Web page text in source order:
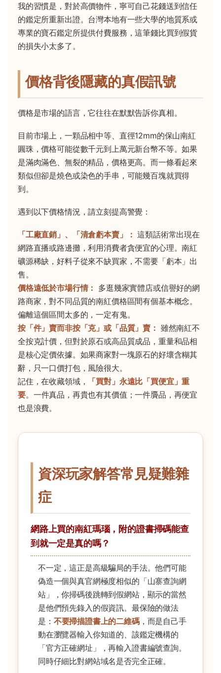
我的習慣是，對於高價物件，寧可自己花錢送到信任
的鑑定所重新出證。台灣本地有一些大學的地質系或
專業的寶石鑑定所提供付費服務，這筆錢比買到假貨
的損失小太多了。
價格背後隱藏的真假訊號
價格是市場的語言，它往往在默默告訴你真相。
目前市場上，一顆品相中等、直徑12mm的保山南紅
圓珠，價格可能從數千元到上萬元新台幣不等。如果
是滿肉滿色、無裂的精品，價格更高。而一條看起來
類似但卻是燒色或染色的手串，可能幾百塊就買得
到。
遇到以下價格情況，請立刻提高警覺：
「工廠直銷」、「清倉虧本賣」： 這類話術常出現在
網路直播或路邊攤，利用消費者貪便宜的心理。南紅
礦源稀缺，好料子從來不缺買家，不需要「虧本」出
售。
價格遠低於市場行情： 多逛幾家實體店或信譽好的網
路商家，對不同品質的南紅價格區間有個基本概念。
偏離這個區間太多的，一定有鬼。
按「件」賣而非按「克」或「品質」賣： 雖然南紅不
全按克計價，但對於原石或高品質成品，重量和品相
是核心定價依據。如果商家對一塊原石的好壞含糊其
辭，只一口價打包，風險很大。
記住，在收藏領域，
「買對」永遠比「買便宜」重
要。一件真品，再貴也有其價值；一件贗品，再便宜
也是浪費。
資深玩家解答常見疑難雜
症
網路上買的南紅瑪瑙，附的證書掃碼能查
到就一定是真的嗎？
不一定，這正是高級騙局的手法。他們可能
偽造一個與真官網極度相似的「山寨查詢網
站」，你掃碼後跳轉到假網站，顯示的當然
是他們預先錄入的假資訊。最保險的做法
是： 不要掃描證書上的二維碼，而是自己手
動在瀏覽器輸入你知道的、該鑑定機構的
「官方正確網址」，再輸入證書編號查詢。
同時仔細比對網站域名是否完全正確。